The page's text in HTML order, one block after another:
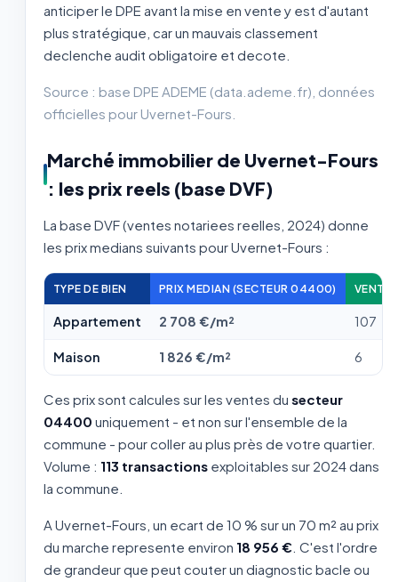
anticiper le DPE avant la mise en vente y est d'autant
plus stratégique, car un mauvais classement
declenche audit obligatoire et decote.
Source : base DPE ADEME (data.ademe.fr), données
officielles pour Uvernet-Fours.
Marché immobilier de Uvernet-Fours
: les prix reels (base DVF)
La base DVF (ventes notariees reelles, 2024) donne
les prix medians suivants pour Uvernet-Fours :
TYPE DE BIEN PRIX MEDIAN (SECTEUR 04400)
Appartement 2 708 €/m² 107
Maison 1 826 €/m² 6
Ces prix sont calcules sur les ventes du secteur
04400 uniquement - et non sur l'ensemble de la
commune - pour coller au plus près de votre quartier.
Volume : 113 transactions exploitables sur 2024 dans
la commune.
A Uvernet-Fours, un ecart de 10 % sur un 70 m² au prix
du marche represente environ 18 956 € . C'est l'ordre
de grandeur que peut couter un diagnostic bacle ou